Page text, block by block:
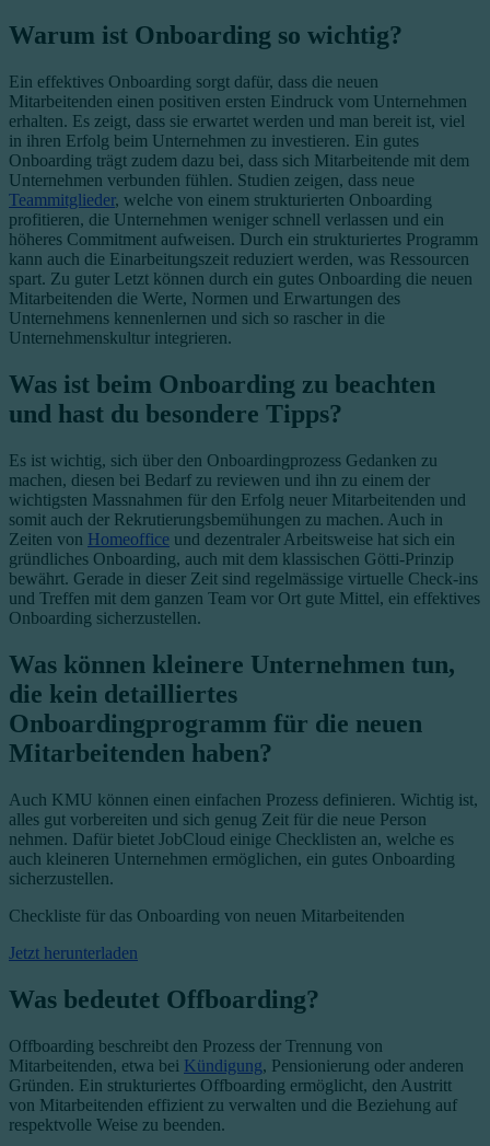
Warum ist Onboarding so wichtig?
Ein effektives Onboarding sorgt dafür, dass die neuen
Mitarbeitenden einen positiven ersten Eindruck vom Unternehmen
erhalten. Es zeigt, dass sie erwartet werden und man bereit ist, viel
in ihren Erfolg beim Unternehmen zu investieren. Ein gutes
Onboarding trägt zudem dazu bei, dass sich Mitarbeitende mit dem
Unternehmen verbunden fühlen. Studien zeigen, dass neue
Teammitglieder, welche von einem strukturierten Onboarding
profitieren, die Unternehmen weniger schnell verlassen und ein
höheres Commitment aufweisen. Durch ein strukturiertes Programm
kann auch die Einarbeitungszeit reduziert werden, was Ressourcen
spart. Zu guter Letzt können durch ein gutes Onboarding die neuen
Mitarbeitenden die Werte, Normen und Erwartungen des
Unternehmens kennenlernen und sich so rascher in die
Unternehmenskultur integrieren.
Was ist beim Onboarding zu beachten
und hast du besondere Tipps?
Es ist wichtig, sich über den Onboardingprozess Gedanken zu
machen, diesen bei Bedarf zu reviewen und ihn zu einem der
wichtigsten Massnahmen für den Erfolg neuer Mitarbeitenden und
somit auch der Rekrutierungsbemühungen zu machen. Auch in
Zeiten von Homeoffice und dezentraler Arbeitsweise hat sich ein
gründliches Onboarding, auch mit dem klassischen Götti-Prinzip
bewährt. Gerade in dieser Zeit sind regelmässige virtuelle Check-ins
und Treffen mit dem ganzen Team vor Ort gute Mittel, ein effektives
Onboarding sicherzustellen.
Was können kleinere Unternehmen tun,
die kein detailliertes
Onboardingprogramm für die neuen
Mitarbeitenden haben?
Auch KMU können einen einfachen Prozess definieren. Wichtig ist,
alles gut vorbereiten und sich genug Zeit für die neue Person
nehmen. Dafür bietet JobCloud einige Checklisten an, welche es
auch kleineren Unternehmen ermöglichen, ein gutes Onboarding
sicherzustellen.
Checkliste für das Onboarding von neuen Mitarbeitenden
Jetzt herunterladen
Was bedeutet Offboarding?
Offboarding beschreibt den Prozess der Trennung von
Mitarbeitenden, etwa bei Kündigung, Pensionierung oder anderen
Gründen. Ein strukturiertes Offboarding ermöglicht, den Austritt
von Mitarbeitenden effizient zu verwalten und die Beziehung auf
respektvolle Weise zu beenden.